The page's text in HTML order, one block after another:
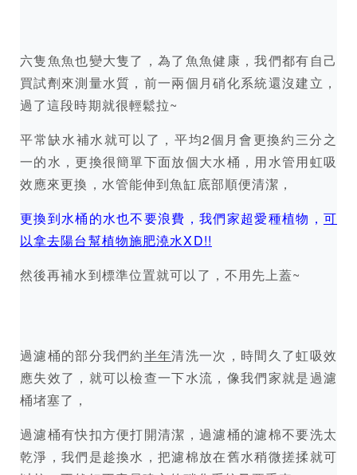
六隻魚魚也變大隻了，為了魚魚健康，我們都有自己
買試劑來測量水質，前一兩個月硝化系統還沒建立，
過了這段時期就很輕鬆拉~
平常缺水補水就可以了，平均2個月會更換約三分之
一的水，更換很簡單下面放個大水桶，用水管用虹吸
效應來更換，水管能伸到魚缸底部順便清潔，
更換到水桶的水也不要浪費，我們家超愛種植物， 可
以拿去陽台幫植物施肥澆水XD!!
然後再補水到標準位置就可以了，不用先上蓋~
過濾桶的部分我們約半年清洗一次，時間久了虹吸效
應失效了，就可以檢查一下水流，像我們家就是過濾
桶堵塞了，
過濾桶有快扣方便打開清潔，過濾桶的濾棉不要洗太
乾淨，我們是趁換水，把濾棉放在舊水稍微搓揉就可